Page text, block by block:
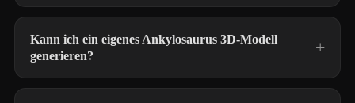
Kann ich ein eigenes Ankylosaurus 3D-Modell
generieren?